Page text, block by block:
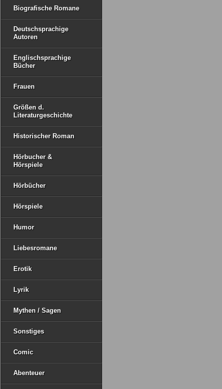
Biografische Romane
Deutschsprachige
Autoren
Englischsprachige
Bücher
Frauen
Größen d.
Literaturgeschichte
Historischer Roman
Hörbucher &
Hörspiele
Hörbücher
Hörspiele
Humor
Liebesromane
Erotik
Lyrik
Mythen / Sagen
Sonstiges
Comic
Abenteuer